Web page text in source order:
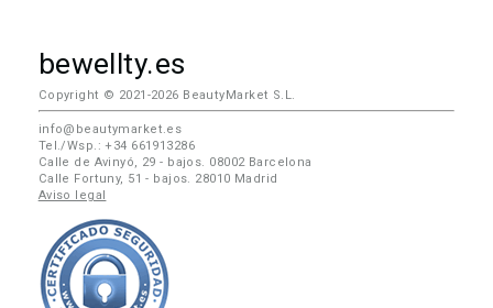
bewellty.es
Copyright © 2021-2026 BeautyMarket S.L.
info@beautymarket.es
Tel./Wsp.: +34 661913286
Calle de Avinyó, 29 - bajos. 08002 Barcelona
Calle Fortuny, 51 - bajos. 28010 Madrid
Aviso legal